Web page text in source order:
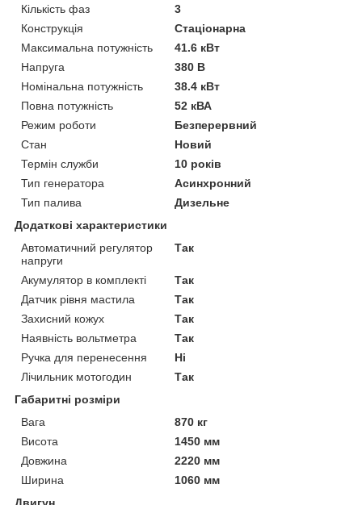
Кількість фаз
3
Конструкція
Стаціонарна
Максимальна потужність
41.6 кВт
Напруга
380 В
Номінальна потужність
38.4 кВт
Повна потужність
52 кВА
Режим роботи
Безперервний
Стан
Новий
Термін служби
10 років
Тип генератора
Асинхронний
Тип палива
Дизельне
Додаткові характеристики
Автоматичний регулятор
напруги
Так
Акумулятор в комплекті
Так
Датчик рівня мастила
Так
Захисний кожух
Так
Наявність вольтметра
Так
Ручка для перенесення
Ні
Лічильник мотогодин
Так
Габаритні розміри
Вага
870 кг
Висота
1450 мм
Довжина
2220 мм
Ширина
1060 мм